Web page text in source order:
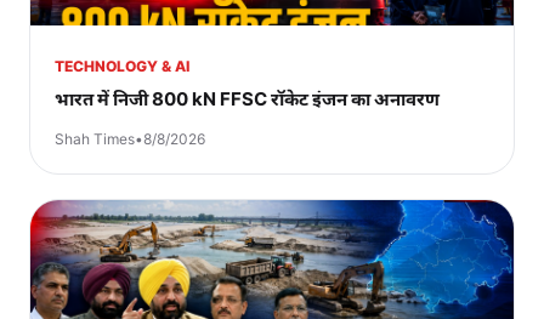
TECHNOLOGY & AI
भारत में निजी 800 kN FFSC रॉकेट इंजन का अनावरण
Shah Times•8/8/2026